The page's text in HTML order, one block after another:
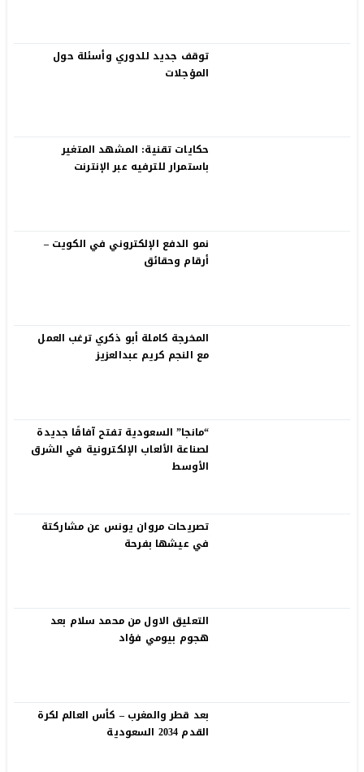
توقف جديد للدوري وأسئلة حول
المؤجلات
حكايات تقنية: المشهد المتغير
باستمرار للترفيه عبر الإنترنت
نمو الدفع الإلكتروني في الكويت –
أرقام وحقائق
المخرجة كاملة أبو ذكري ترغب العمل
مع النجم كريم عبدالعزيز
“مانجا” السعودية تفتح آفاقًا جديدة
لصناعة الألعاب الإلكترونية في الشرق
الأوسط
تصريحات مروان يونس عن مشاركتة
في عيشها بفرحة
التعليق الاول من محمد سلام بعد
هجوم بيومي فؤاد
بعد قطر والمغرب – كأس العالم لكرة
القدم 2034 السعودية